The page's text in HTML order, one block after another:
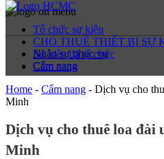
Nhân sự phục vụ
Cẩm nang
Tổ chức sự kiện
CHO THUÊ THIẾT BỊ SỰ
Sự kiện đã tổ chức
Cẩm nang
Home - Cẩm nang - Dịch vụ cho
Minh
Dịch vụ cho thuê loa
Minh